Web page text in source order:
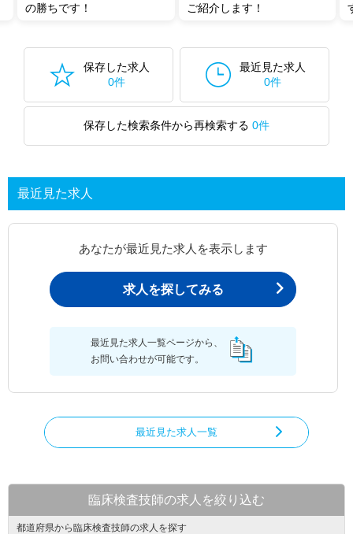
の勝ちです！
ご紹介します！
保存した求人
0件
最近見た求人
0件
保存した検索条件から再検索する 0件
最近見た求人
あなたが最近見た求人を表示します
求人を探してみる
最近見た求人一覧ページから、
お問い合わせが可能です。
最近見た求人一覧
臨床検査技師の求人を絞り込む
都道府県から臨床検査技師の求人を探す